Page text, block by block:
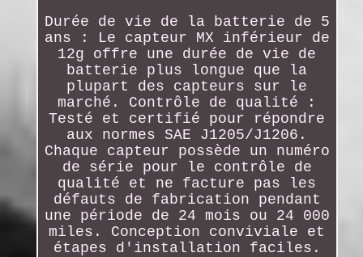
Durée de vie de la batterie de 5
ans : Le capteur MX inférieur de
12g offre une durée de vie de
batterie plus longue que la
plupart des capteurs sur le
marché. Contrôle de qualité :
Testé et certifié pour répondre
aux normes SAE J1205/J1206.
Chaque capteur possède un numéro
de série pour le contrôle de
qualité et ne facture pas les
défauts de fabrication pendant
une période de 24 mois ou 24 000
miles. Conception conviviale et
étapes d'installation faciles.